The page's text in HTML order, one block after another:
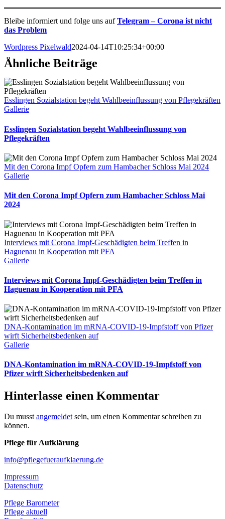
Bleibe informiert und folge uns aufTelegram – Corona ist nicht
das Problem
Wordpress Pixelwald2024-04-14T10:25:34+00:00
Ähnliche Beiträge
Esslingen Sozialstation begeht Wahlbeeinflussung von Pflegekräften
Gallerie
Esslingen Sozialstation begeht Wahlbeeinflussung von
Pflegekräften
Mit den Corona Impf Opfern zum Hambacher Schloss Mai 2024
Gallerie
Mit den Corona Impf Opfern zum Hambacher Schloss Mai
2024
Interviews mit Corona Impf-Geschädigten beim Treffen in
Haguenau in Kooperation mit PFA
Gallerie
Interviews mit Corona Impf-Geschädigten beim Treffen in
Haguenau in Kooperation mit PFA
DNA-Kontamination im mRNA-COVID-19-Impfstoff von Pfizer
wirft Sicherheitsbedenken auf
Gallerie
DNA-Kontamination im mRNA-COVID-19-Impfstoff von
Pfizer wirft Sicherheitsbedenken auf
Hinterlasse einen Kommentar
Du musstangemeldetsein, um einen Kommentar schreiben zu
können.
Pflege für Aufklärung
info@pflegefueraufklaerung.de
Impressum
Datenschutz
Pflege Barometer
Pflege aktuell